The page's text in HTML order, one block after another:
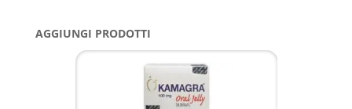
AGGIUNGI PRODOTTI